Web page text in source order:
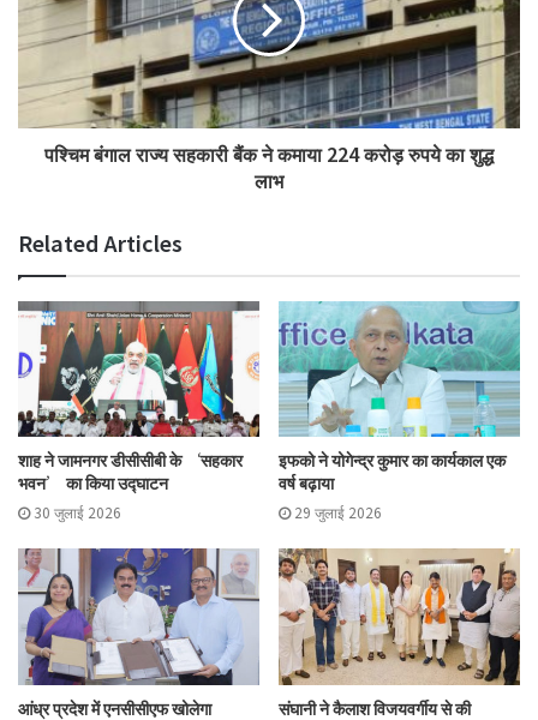
पश्चिम बंगाल राज्य सहकारी बैंक ने कमाया 224 करोड़ रुपये का शुद्ध
लाभ
Related Articles
शाह ने जामनगर डीसीसीबी के ‘सहकार
भवन’ का किया उद्घाटन
30 जुलाई 2026
इफको ने योगेन्द्र कुमार का कार्यकाल एक
वर्ष बढ़ाया
29 जुलाई 2026
आंध्र प्रदेश में एनसीसीएफ खोलेगा
संघानी ने कैलाश विजयवर्गीय से की